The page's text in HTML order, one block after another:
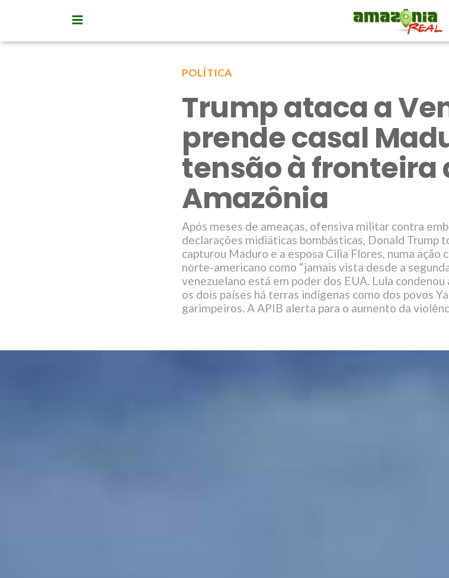
POLÍTICA
Trump ataca a
prende casal
tensão à fronteira
Amazônia
Após meses de ameaças, ofensiva militar contra
declarações midiáticas bombásticas, Donald Trump
capturou Maduro e a esposa Cilia Flores, numa ação
norte-americano como “jamais vista desde a
venezuelano está em poder dos EUA. Lula
os dois países há terras indígenas como dos povos
garimpeiros. A APIB alerta para o aumento da